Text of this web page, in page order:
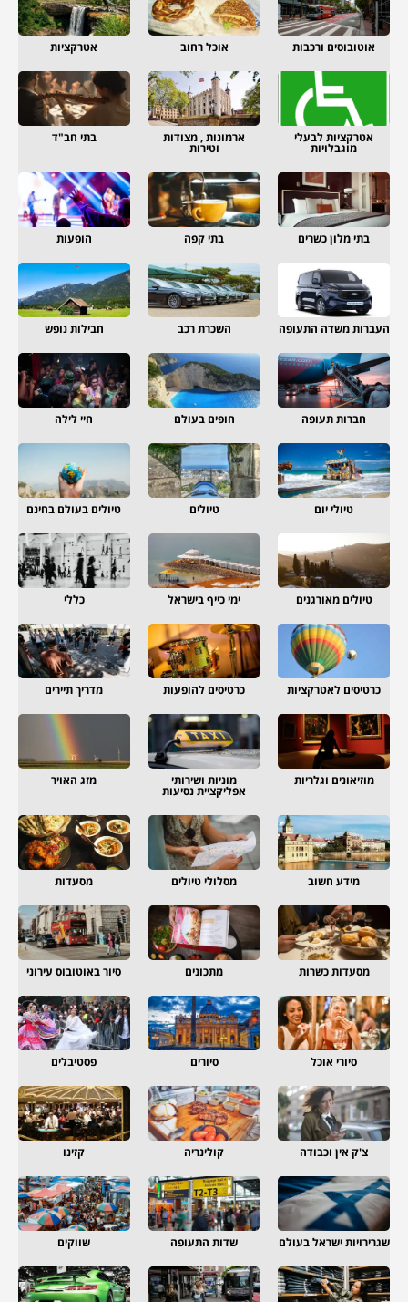
אוטובוסים ורכבות אוכל רחוב אטרקציות
אטרקציות לבעלי
מוגבלויות
ארמונות , מצודות
וטירות
בתי חב"ד
בתי מלון כשרים בתי קפה הופעות
העברות משדה התעופה השכרת רכב חבילות נופש
חברות תעופה חופים בעולם חיי לילה
טיולי יום טיולים טיולים בעולם בחינם
טיולים מאורגנים ימי כייף בישראל כללי
כרטיסים לאטרקציות כרטיסים להופעות מדריך תיירים
מוזיאונים וגלריות מוניות ושירותי
אפליקציית נסיעות
מזג האויר
מידע חשוב מסלולי טיולים מסעדות
מסעדות כשרות מתכונים סיור באוטובוס עירוני
סיורי אוכל סיורים פסטיבלים
צ'ק אין וכבודה קולינריה קזינו
שגרירויות ישראל בעולם שדות התעופה שווקים